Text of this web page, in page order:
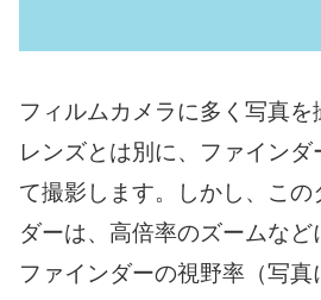
フィルムカメラに多く写真
レンズとは別に、ファイン
て撮影します。しかし、この
ダーは、高倍率のズームなど
ファインダーの視野率（写